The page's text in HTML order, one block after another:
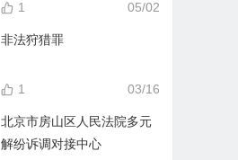
05/02
1
非法狩猎罪
03/16
1
北京市房山区人民法院多元
解纷诉调对接中心